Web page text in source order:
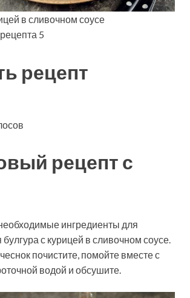
5
рецепт
рецепт с
ингредиенты для
с курицей в сливочном соусе.
почистите, помойте вместе с
водой и обсушите.